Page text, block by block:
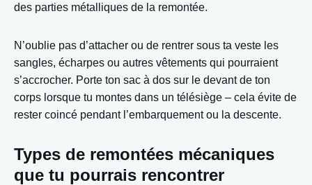
des parties métalliques de la remontée.
N’oublie pas d’attacher ou de rentrer sous ta veste les
sangles, écharpes ou autres vêtements qui pourraient
s’accrocher. Porte ton sac à dos sur le devant de ton
corps lorsque tu montes dans un télésiège – cela évite de
rester coincé pendant l’embarquement ou la descente.
Types de remontées mécaniques
que tu pourrais rencontrer